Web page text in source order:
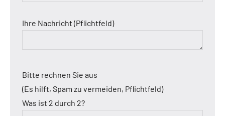
Ihre Nachricht (Pflichtfeld)
Bitte rechnen Sie aus
(Es hilft, Spam zu vermeiden, Pflichtfeld)
Was ist 2 durch 2?